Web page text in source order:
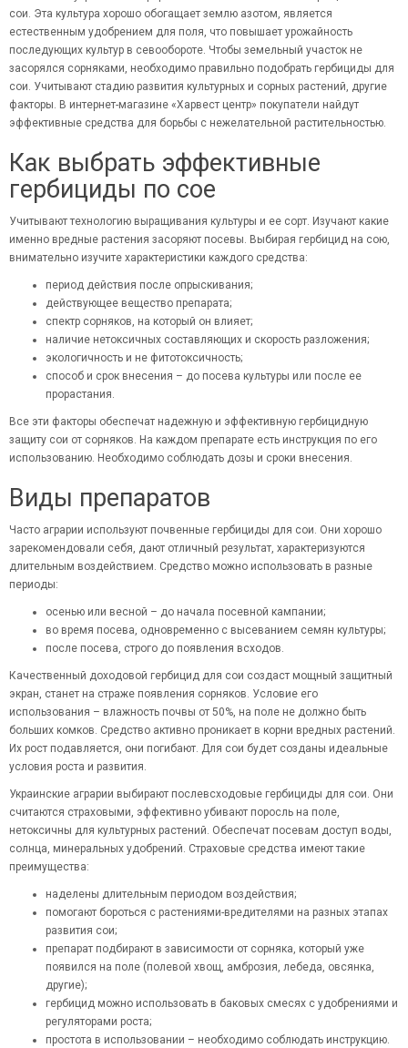
сои. Эта культура хорошо обогащает землю азотом, является
естественным удобрением для поля, что повышает урожайность
последующих культур в севообороте. Чтобы земельный участок не
засорялся сорняками, необходимо правильно подобрать гербициды для
сои. Учитывают стадию развития культурных и сорных растений, другие
факторы. В интернет-магазине «Харвест центр» покупатели найдут
эффективные средства для борьбы с нежелательной растительностью.
Как выбрать эффективные
гербициды по сое
Учитывают технологию выращивания культуры и ее сорт. Изучают какие
именно вредные растения засоряют посевы. Выбирая гербицид на сою,
внимательно изучите характеристики каждого средства:
период действия после опрыскивания;
действующее вещество препарата;
спектр сорняков, на который он влияет;
наличие нетоксичных составляющих и скорость разложения;
экологичность и не фитотоксичность;
способ и срок внесения – до посева культуры или после ее
прорастания.
Все эти факторы обеспечат надежную и эффективную гербицидную
защиту сои от сорняков. На каждом препарате есть инструкция по его
использованию. Необходимо соблюдать дозы и сроки внесения.
Виды препаратов
Часто аграрии используют почвенные гербициды для сои. Они хорошо
зарекомендовали себя, дают отличный результат, характеризуются
длительным воздействием. Средство можно использовать в разные
периоды:
осенью или весной – до начала посевной кампании;
во время посева, одновременно с высеванием семян культуры;
после посева, строго до появления всходов.
Качественный доходовой гербицид для сои создаст мощный защитный
экран, станет на страже появления сорняков. Условие его
использования – влажность почвы от 50%, на поле не должно быть
больших комков. Средство активно проникает в корни вредных растений.
Их рост подавляется, они погибают. Для сои будет созданы идеальные
условия роста и развития.
Украинские аграрии выбирают послевсходовые гербициды для сои. Они
считаются страховыми, эффективно убивают поросль на поле,
нетоксичны для культурных растений. Обеспечат посевам доступ воды,
солнца, минеральных удобрений. Страховые средства имеют такие
преимущества:
наделены длительным периодом воздействия;
помогают бороться с растениями-вредителями на разных этапах
развития сои;
препарат подбирают в зависимости от сорняка, который уже
появился на поле (полевой хвощ, амброзия, лебеда, овсянка,
другие);
гербицид можно использовать в баковых смесях с удобрениями и
регуляторами роста;
простота в использовании – необходимо соблюдать инструкцию.